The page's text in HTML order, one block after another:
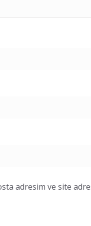
adresim ve site